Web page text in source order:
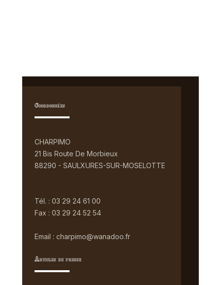
Coordonnées
CHARPIMO
21 Bis Route De Morbieux
88290 - SAULXURES-SUR-MOSELOTTE
Tél. : 03 29 24 61 00
Fax : 03 29 24 52 54
Email : charpimo@wanadoo.fr
Articles de presse